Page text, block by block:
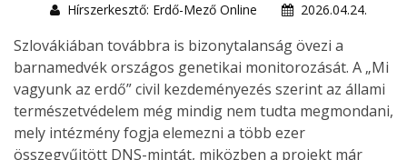
Hírszerkesztő: Erdő-Mező Online
2026.04.24.
Szlovákiában továbbra is bizonytalanság övezi a
barnamedvék országos genetikai monitorozását. A „Mi
vagyunk az erdő” civil kezdeményezés szerint az állami
természetvédelem még mindig nem tudta megmondani,
mely intézmény fogja elemezni a több ezer
összegyűjtött DNS-mintát, miközben a projekt már